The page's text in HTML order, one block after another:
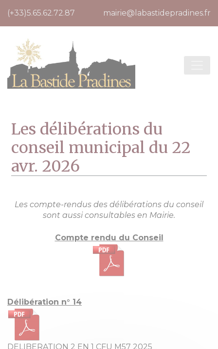
(+33)5.65.62.72.87 mairie@labastidepradines.fr
Les délibérations du
conseil municipal du 22
avr. 2026
Les compte-rendus des délibérations du conseil
sont aussi consultables en Mairie.
Compte rendu du Conseil
Délibération n° 14
DELIBERATION 2 EN 1 CFU M57 2025